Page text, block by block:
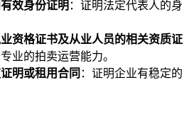
效身份证明 ：证明法定代表人的身
资格证书及从业人员的相关资质证
业的拍卖运营能力。
明或租用合同 ：证明企业有稳定的